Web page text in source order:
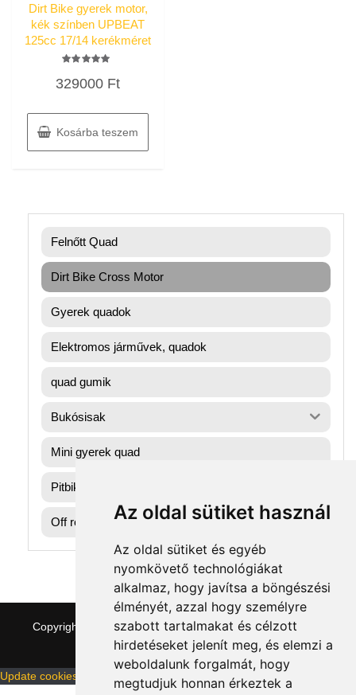
Az oldal sütiket használ
Az oldal sütiket és egyéb
nyomkövető technológiákat
alkalmaz, hogy javítsa a böngészési
élményét, azzal hogy személyre
szabott tartalmakat és célzott
hirdetéseket jelenít meg, és elemzi a
weboldalunk forgalmát, hogy
megtudjuk honnan érkeztek a
Dirt Bike gyerek motor,
kék színben UPBEAT
125cc 17/14 kerékméret
5.00
329000 Ft
Kosárba teszem
Felnőtt Quad
Dirt Bike Cross Motor
Gyerek quadok
Elektromos járművek, quadok
quad gumik
Bukósisak
Mini gyerek quad
Pitbike dirtbike gumik
Off road motorok
Copyright © 2026 quaddepo.com | Theme:NewStore
ThemeFarmer
Update cookies preferences